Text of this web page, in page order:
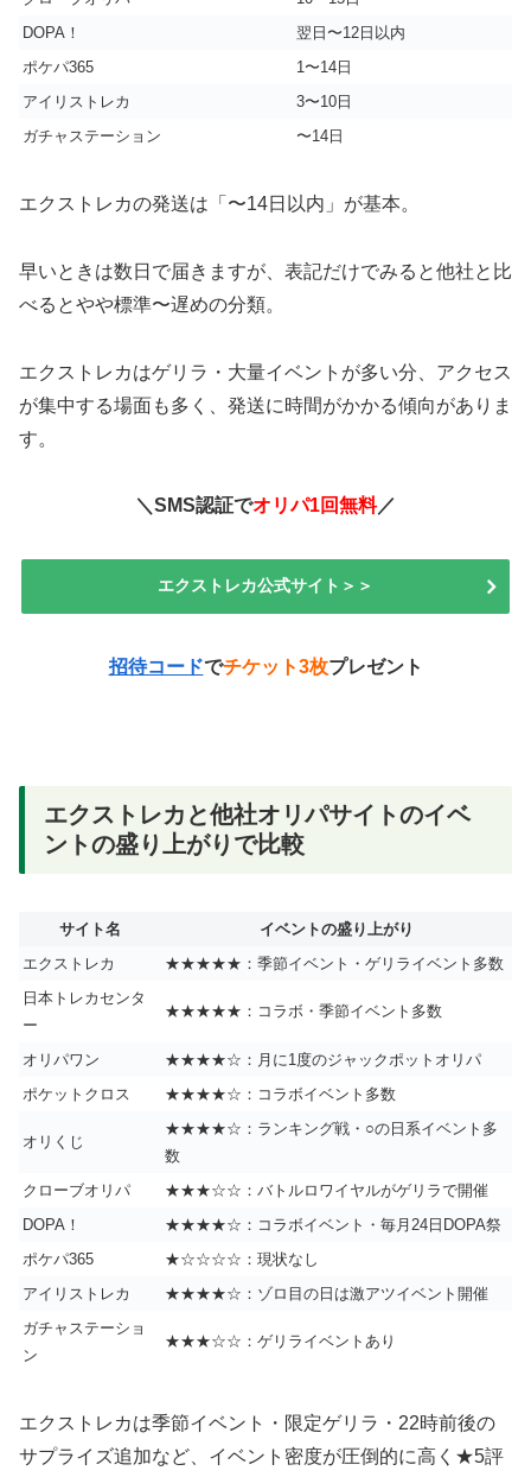
DOPA！
翌日〜12日以内
ポケパ365
1〜14日
アイリストレカ
3〜10日
ガチャステーション
〜14日
エクストレカの発送は「〜14日以内」が基本。
早いときは数日で届きますが、表記だけでみると他社と比
べるとやや標準〜遅めの分類。
エクストレカはゲリラ・大量イベントが多い分、アクセス
が集中する場面も多く、発送に時間がかかる傾向がありま
す。
＼SMS認証でオリパ1回無料／
エクストレカ公式サイト＞＞
招待コードでチケット3枚プレゼント
エクストレカと他社オリパサイトのイベ
ントの盛り上がりで比較
サイト名
イベントの盛り上がり
エクストレカ
★★★★★：季節イベント・ゲリライベント多数
日本トレカセンタ
ー
★★★★★：コラボ・季節イベント多数
オリパワン
★★★★☆：月に1度のジャックポットオリパ
ポケットクロス
★★★★☆：コラボイベント多数
オリくじ
★★★★☆：ランキング戦・○の日系イベント多
数
クローブオリパ
★★★☆☆：バトルロワイヤルがゲリラで開催
DOPA！
★★★★☆：コラボイベント・毎月24日DOPA祭
ポケパ365
★☆☆☆☆：現状なし
アイリストレカ
★★★★☆：ゾロ目の日は激アツイベント開催
ガチャステーショ
ン
★★★☆☆：ゲリライベントあり
エクストレカは季節イベント・限定ゲリラ・22時前後の
サプライズ追加など、イベント密度が圧倒的に高く★5評